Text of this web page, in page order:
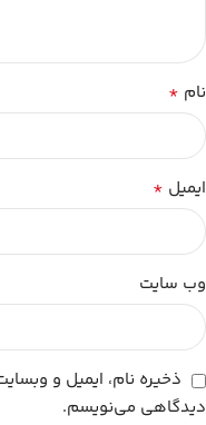
نام *
ایمیل *
وب‌ سایت
ذخیره نام، ایمیل و
دیدگاهی می‌نویسم.